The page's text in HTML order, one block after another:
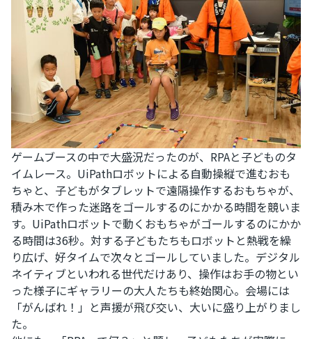
ゲームブースの中で大盛況だったのが、RPAと子どものタ
イムレース。UiPathロボットによる自動操縦で進むおも
ちゃと、子どもがタブレットで遠隔操作するおもちゃが、
積み木で作った迷路をゴールするのにかかる時間を競いま
す。UiPathロボットで動くおもちゃがゴールするのにかか
る時間は36秒。対する子どもたちもロボットと熱戦を繰
り広げ、好タイムで次々とゴールしていました。デジタル
ネイティブといわれる世代だけあり、操作はお手の物とい
った様子にギャラリーの大人たちも終始関心。会場には
「がんばれ！」と声援が飛び交い、大いに盛り上がりまし
た。